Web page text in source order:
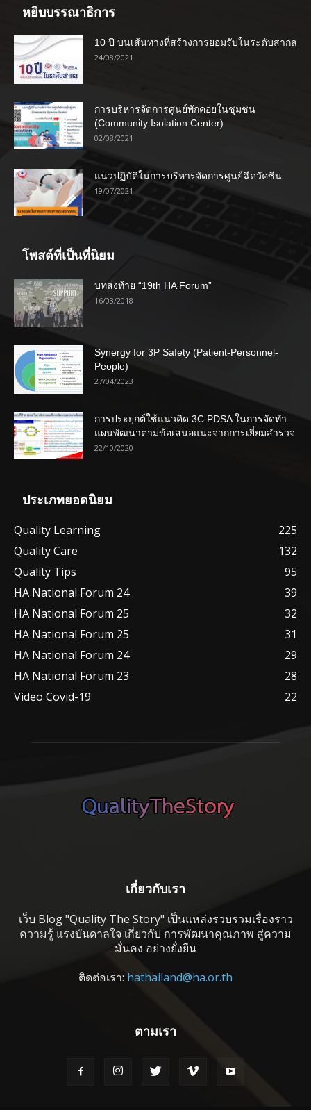
หยิบบรรณาธิการ
10 ปี บนเส้นทางที่สร้างการยอมรับในระดับสากล
24/08/2021
การบริหารจัดการศูนย์พักคอยในชุมชน
(Community Isolation Center)
02/08/2021
แนวปฏิบัติในการบริหารจัดการศูนย์ฉีดวัคซีน
19/07/2021
โพสต์ที่เป็นที่นิยม
บทส่งท้าย “19th HA Forum”
16/03/2018
Synergy for 3P Safety (Patient-Personnel-
People)
27/04/2023
การประยุกต์ใช้แนวคิด 3C PDSA ในการจัดทำ
แผนพัฒนาตามข้อเสนอแนะจากการเยี่ยมสำรวจ
22/10/2020
ประเภทยอดนิยม
Quality Learning
225
Quality Care
132
Quality Tips
95
HA National Forum 24
39
HA National Forum 25
32
HA National Forum 25
31
HA National Forum 24
29
HA National Forum 23
28
Video Covid-19
22
เกี่ยวกับเรา
เว็บ Blog "Quality The Story" เป็นแหล่งรวบรวมเรื่องราว
ความรู้ แรงบันดาลใจ เกี่ยวกับ การพัฒนาคุณภาพ สู่ความ
มั่นคง อย่างยั่งยืน
ติดต่อเรา: hathailand@ha.or.th
ตามเรา